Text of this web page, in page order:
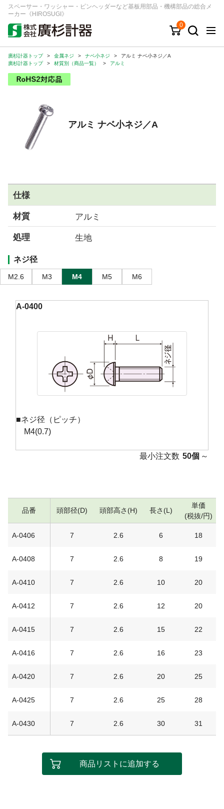
スペーサー・ワッシャー・ピンヘッダーなど基板用部品・機構部品の総合メ
ーカー《HIROSUGI》
0
キーワード 品番/シリーズ
商品カテゴリから探す
ジャンルから探す
シリーズから探す
ログイン
ご利用ガイド
お問い合わせ窓口
会社情報
廣杉計器トップ > 金属ネジ > ナベ小ネジ >
アルミ ナベ小ネジ／A
廣杉計器トップ
> 材質別（商品一覧） > アルミ
アルミ ナベ小ネジ／A
仕様
材質
アルミ
処理 生地
ネジ径
M2.6 M3 M4 M5 M6
A-0400
■ネジ径（ピッチ）
M4(0.7)
最小注文数 50個 ～
品番 頭部径(D) 頭部高さ(H) 長さ(L)
単価
(税抜/円)
A-0406 7 2.6 6 18
A-0408 7 2.6 8 19
A-0410 7 2.6 10 20
A-0412 7 2.6 12 20
A-0415 7 2.6 15 22
A-0416 7 2.6 16 23
A-0420 7 2.6 20 25
A-0425 7 2.6 25 28
A-0430 7 2.6 30 31
商品リストに追加する